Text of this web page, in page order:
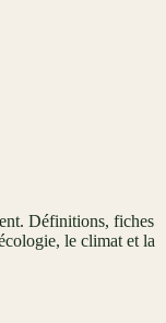
Définitions, fiches
le climat et la